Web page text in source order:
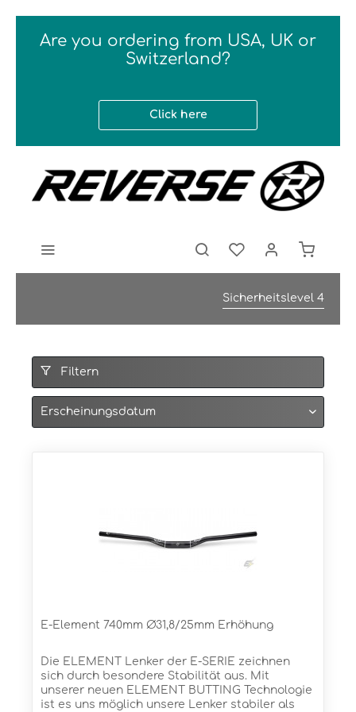
Are you ordering from USA, UK or
Switzerland?
Click here
Sicherheitslevel 4
Filtern
E-Element 740mm Ø31,8/25mm Erhöhung
Die ELEMENT Lenker der E-SERIE zeichnen
sich durch besondere Stabilität aus. Mit
unserer neuen ELEMENT BUTTING Technologie
ist es uns möglich unsere Lenker stabiler als